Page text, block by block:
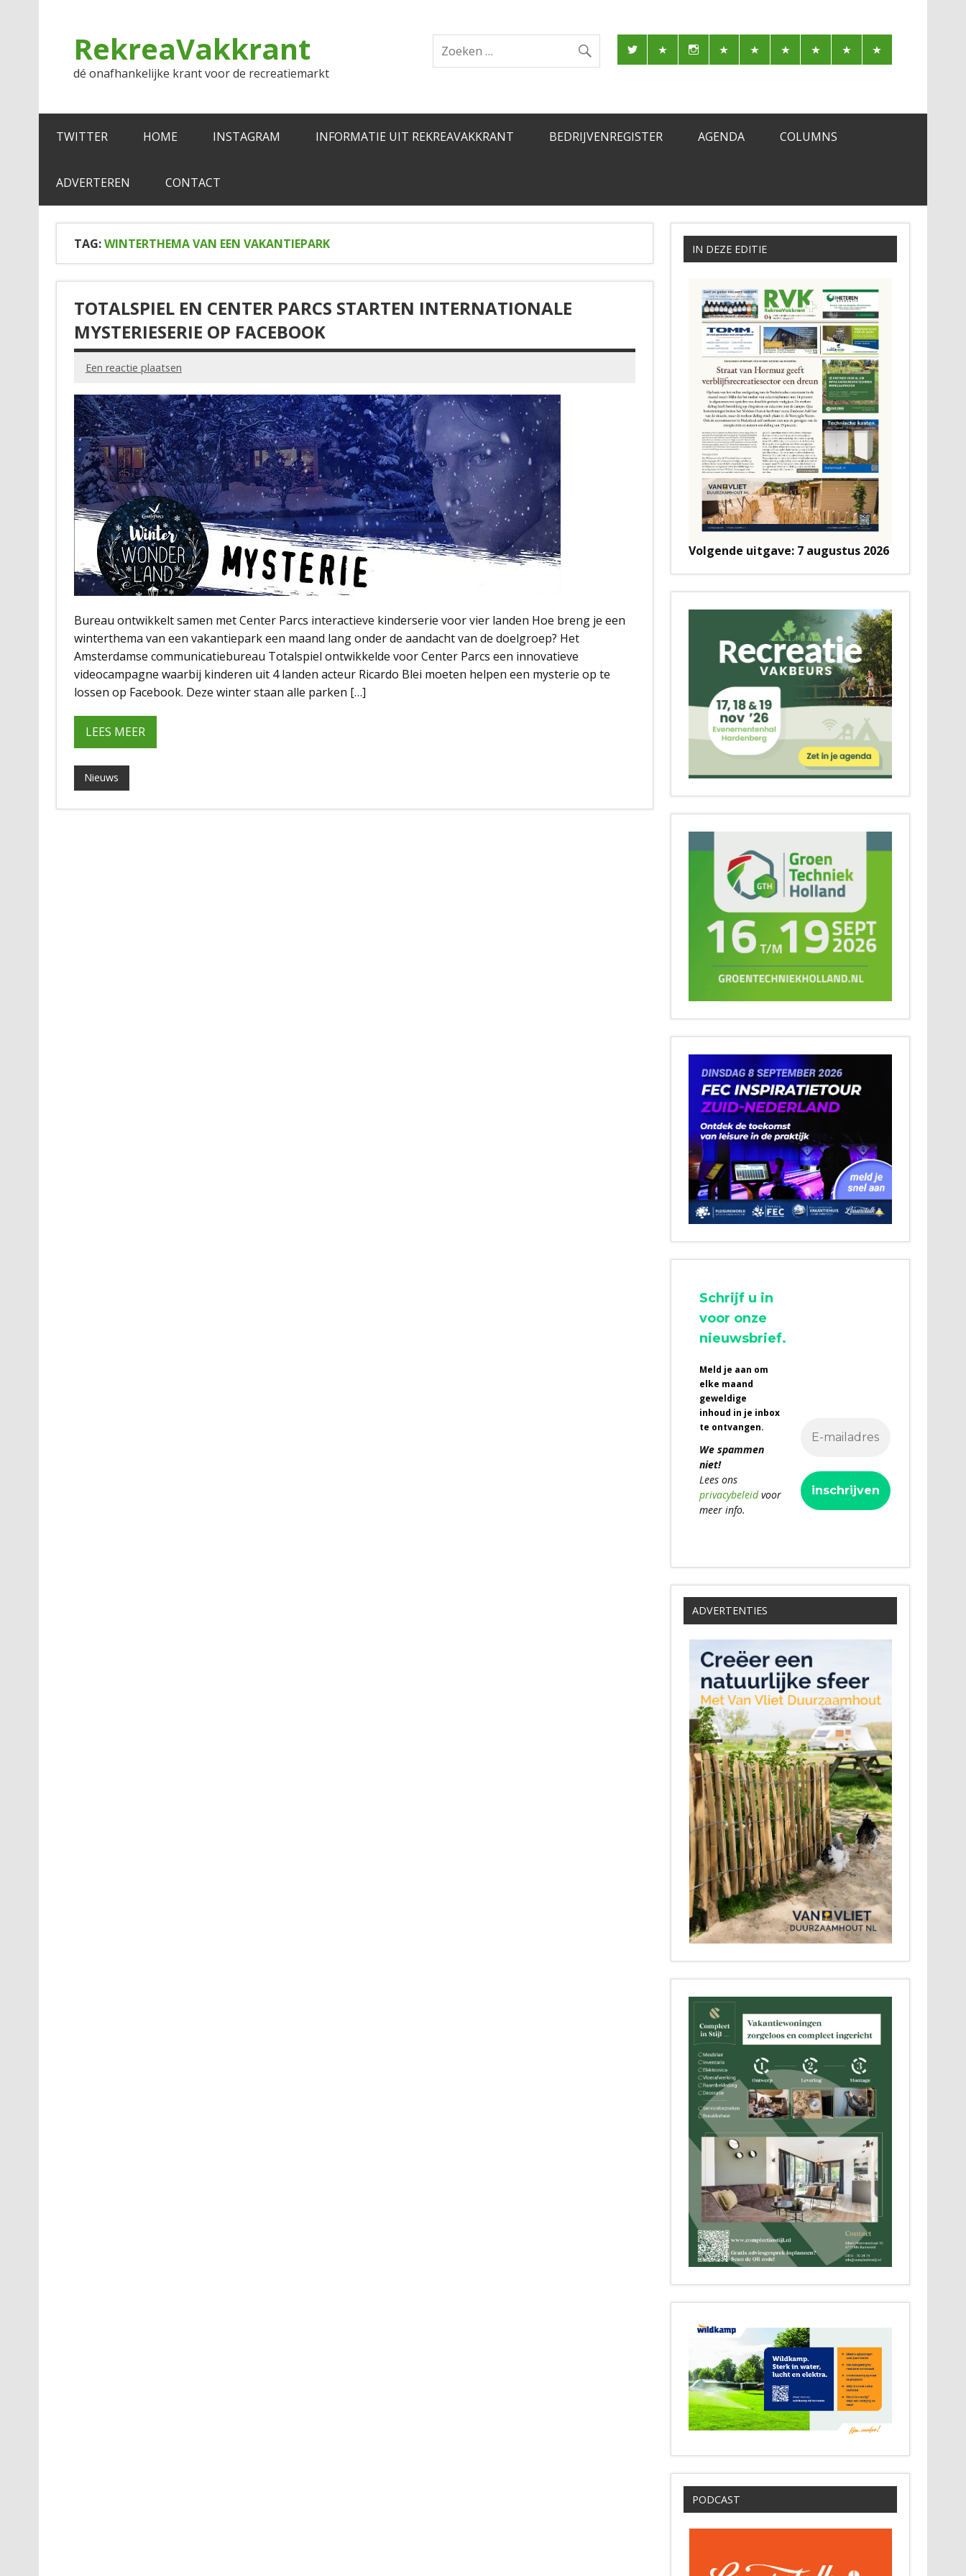
RekreaVakkrant
dé onafhankelijke krant voor de recreatiemarkt
TWITTER HOME INSTAGRAM INFORMATIE UIT REKREAVAKKRANT BEDRIJVENREGISTER AGENDA COLUMNS
ADVERTEREN CONTACT
TAG:WINTERTHEMA VAN EEN VAKANTIEPARK
TOTALSPIEL EN CENTER PARCS STARTEN INTERNATIONALE
MYSTERIESERIE OP FACEBOOK
Een reactie plaatsen
Bureau ontwikkelt samen met Center Parcs interactieve kinderserie voor vier landen Hoe breng je een
winterthema van een vakantiepark een maand lang onder de aandacht van de doelgroep? Het
Amsterdamse communicatiebureau Totalspiel ontwikkelde voor Center Parcs een innovatieve
videocampagne waarbij kinderen uit 4 landen acteur Ricardo Blei moeten helpen een mysterie op te
lossen op Facebook. Deze winter staan alle parken […]
LEES MEER
Nieuws
IN DEZE EDITIE
Volgende uitgave: 7 augustus 2026
Schrijf u in
voor onze
nieuwsbrief.
Meld je aan om
elke maand
geweldige
inhoud in je inbox
te ontvangen.
We spammen
niet!
Lees ons
privacybeleidvoor
meer info.
ADVERTENTIES
PODCAST